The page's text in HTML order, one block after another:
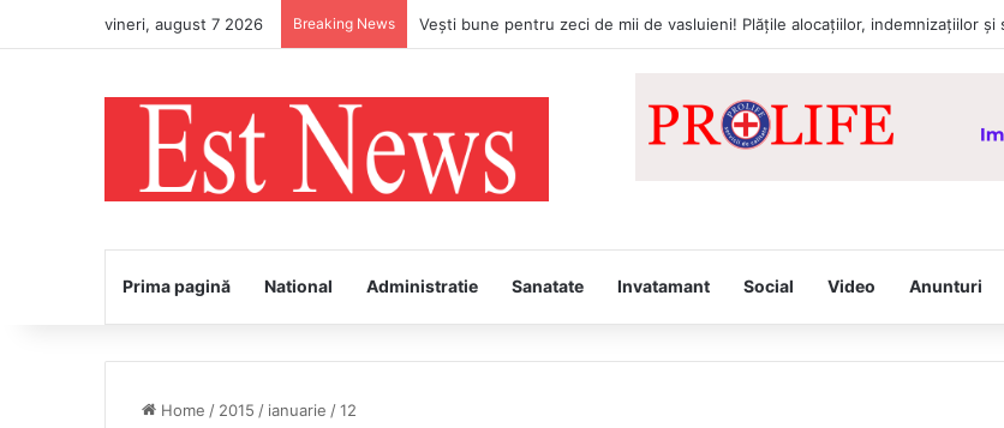
vineri, august 7 2026 Breaking News
Prima pagină National Administratie Sanatate Invatamant Social Video Anunturi
Home / 2015 / ianuarie /12